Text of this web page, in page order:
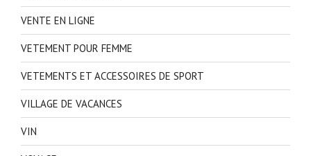
VENTE EN LIGNE
VETEMENT POUR FEMME
VETEMENTS ET ACCESSOIRES DE SPORT
VILLAGE DE VACANCES
VIN